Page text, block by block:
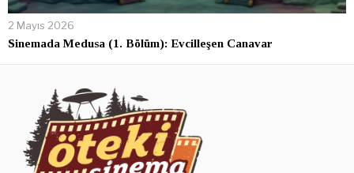
2 Mayıs 2026
Sinemada Medusa (1. Bölüm): Evcilleşen Canavar